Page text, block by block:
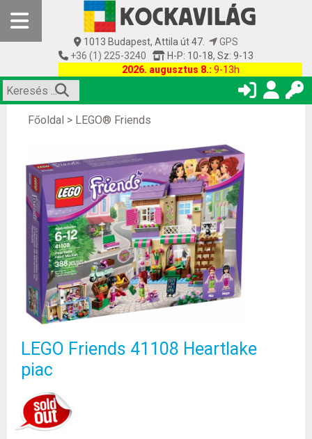
1013 Budapest, Attila út 47.
GPS
+36 (1) 225-3240
H-P: 10-18, Sz: 9-13
2026. augusztus 8.: 9-13h
Főoldal > LEGO® Friends
LEGO Friends 41108 Heartlake
piac